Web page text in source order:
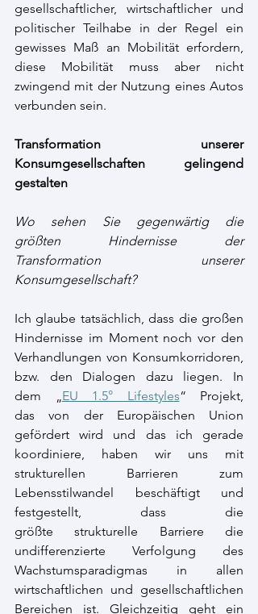
gesellschaftlicher, wirtschaftlicher und
politischer Teilhabe in der Regel ein
gewisses Maß an Mobilität erfordern,
diese Mobilität muss aber nicht
zwingend mit der Nutzung eines Autos
verbunden sein.
Transformation unserer
Konsumgesellschaften gelingend
gestalten
Wo sehen Sie gegenwärtig die
größten Hindernisse der
Transformation unserer
Konsumgesellschaft?
Ich glaube tatsächlich, dass die großen
Hindernisse im Moment noch vor den
Verhandlungen von Konsumkorridoren,
bzw. den Dialogen dazu liegen. In
dem „EU 1.5° Lifestyles“ Projekt,
das von der Europäischen Union
gefördert wird und das ich gerade
koordiniere, haben wir uns mit
strukturellen Barrieren zum
Lebensstilwandel beschäftigt und
festgestellt, dass die
größte strukturelle Barriere die
undifferenzierte Verfolgung des
Wachstumsparadigmas in allen
wirtschaftlichen und gesellschaftlichen
Bereichen ist. Gleichzeitig geht ein